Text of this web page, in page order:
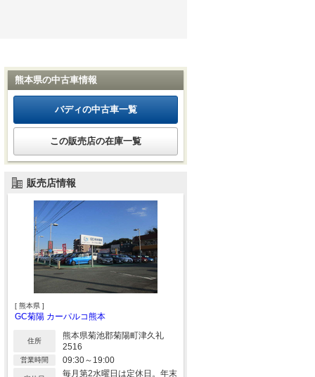
熊本県の中古車情報
バディの中古車一覧
この販売店の在庫一覧
販売店情報
[ 熊本県 ]
GC菊陽 カーパルコ熊本
住所
熊本県菊池郡菊陽町津久礼
2516
営業時間 09:30～19:00
毎月第2水曜日は定休日。年末